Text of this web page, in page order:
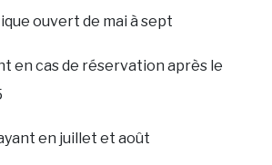
ouvert de mai à sept
en cas de réservation après le
en juillet et août